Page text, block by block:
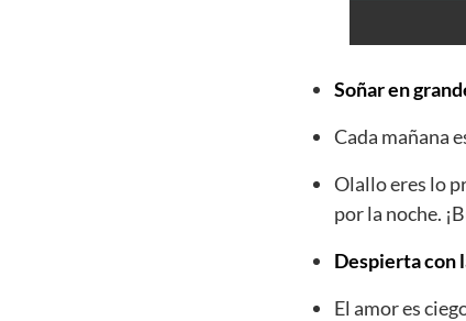
Soñar en
Cada mañana
Olallo eres lo
por la noche.
Despierta con
El amor es